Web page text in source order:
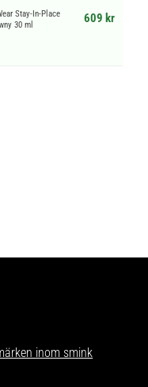
Stay-In-Place
30 ml
609 kr
inom smink